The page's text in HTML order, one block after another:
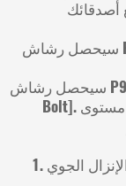
سيحصل رشاش P90 الخفيف على حد أقصى لمستوى السلاح
سيحصل رشاش P90 الخفيف على ملحق BAS جديد كليًا: [Burst
Bolt]. يمكنك فتح هذا الملحق الجديد من خلال رفع مستوى
1. في أوقات محددة، ستُنتج شجرة عيد الميلاد الإنزال الجوي